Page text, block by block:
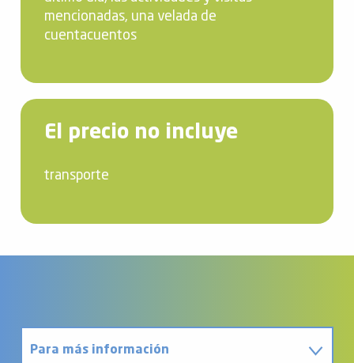
mencionadas, una velada de
cuentacuentos
El precio no incluye
transporte
Para más información